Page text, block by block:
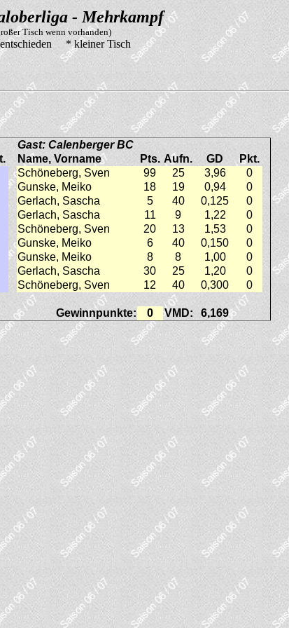
- Mehrkampf
Tisch wenn vorhanden)
* kleiner Tisch
Gast: Calenberger BC
Name, Vorname Pts. Aufn. GD
Pkt.
Schöneberg, Sven 99 25 3,96
0
Gunske, Meiko 18 19 0,94
0
Gerlach, Sascha 5 40 0,125
0
Gerlach, Sascha 11 9 1,22
0
Schöneberg, Sven 20 13 1,53
0
Gunske, Meiko 6 40 0,150
0
Gunske, Meiko 8 8 1,00
0
Gerlach, Sascha 30 25 1,20
0
Schöneberg, Sven 12 40 0,300 0
Gewinnpunkte: 0 VMD: 6,169